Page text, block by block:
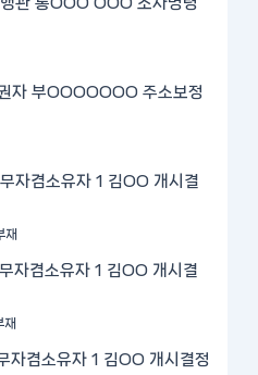
자 부OOOOOOO 주소보정
겸소유자 1 김OO 개시결
겸소유자 1 김OO 개시결
겸소유자 1 김OO 개시결정